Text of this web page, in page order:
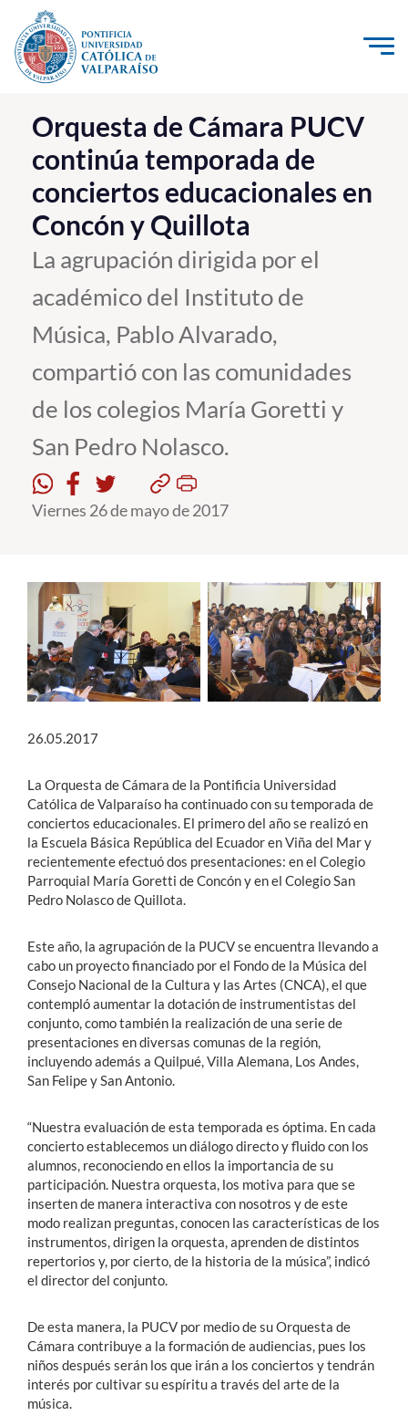
Click acá para ir directamente al contenido
La Universidad
Investigación, Creación e Innovación
PUCV Internacional
Vinculación con el Medio
Admisión
Pregrado
Formación Continua
Estudiantes
Académicos
English
Orquesta de Cámara PUCV
continúa temporada de
conciertos educacionales en
Concón y Quillota
La agrupación dirigida por el
académico del Instituto de
Música, Pablo Alvarado,
compartió con las comunidades
de los colegios María Goretti y
San Pedro Nolasco.
Viernes 26 de mayo de 2017
26.05.2017
La Orquesta de Cámara de la Pontificia Universidad
Católica de Valparaíso ha continuado con su temporada de
conciertos educacionales. El primero del año se realizó en
la Escuela Básica República del Ecuador en Viña del Mar y
recientemente efectuó dos presentaciones: en el Colegio
Parroquial María Goretti de Concón y en el Colegio San
Pedro Nolasco de Quillota.
Este año, la agrupación de la PUCV se encuentra llevando a
cabo un proyecto financiado por el Fondo de la Música del
Consejo Nacional de la Cultura y las Artes (CNCA), el que
contempló aumentar la dotación de instrumentistas del
conjunto, como también la realización de una serie de
presentaciones en diversas comunas de la región,
incluyendo además a Quilpué, Villa Alemana, Los Andes,
San Felipe y San Antonio.
“Nuestra evaluación de esta temporada es óptima. En cada
concierto establecemos un diálogo directo y fluido con los
alumnos, reconociendo en ellos la importancia de su
participación. Nuestra orquesta, los motiva para que se
inserten de manera interactiva con nosotros y de este
modo realizan preguntas, conocen las características de los
instrumentos, dirigen la orquesta, aprenden de distintos
repertorios y, por cierto, de la historia de la música”, indicó
el director del conjunto.
De esta manera, la PUCV por medio de su Orquesta de
Cámara contribuye a la formación de audiencias, pues los
niños después serán los que irán a los conciertos y tendrán
interés por cultivar su espíritu a través del arte de la
música.